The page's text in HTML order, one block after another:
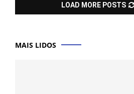
LOAD MORE POSTS
MAIS LIDOS